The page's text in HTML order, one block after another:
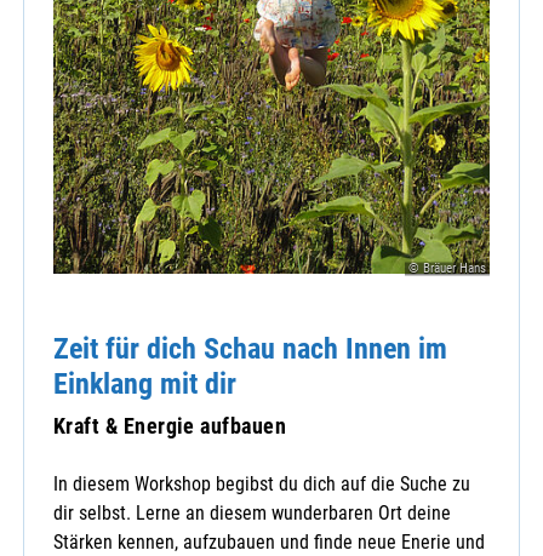
© Bräuer Hans
Zeit für dich Schau nach Innen im
Einklang mit dir
Kraft & Energie aufbauen
In diesem Workshop begibst du dich auf die Suche zu
dir selbst. Lerne an diesem wunderbaren Ort deine
Stärken kennen, aufzubauen und finde neue Enerie und